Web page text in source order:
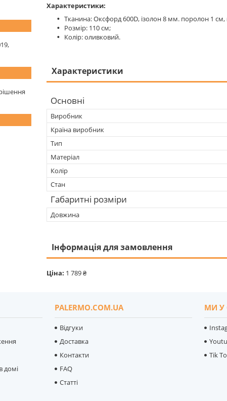
Характеристики:
Тканина: Оксфорд 600D, ізолон 8 мм. поролон 1 см,
Розмір: 110 см;
Колір: оливковий.
Характеристики
Основні
Виробник
Країна виробник
Тип
Матеріал
Колір
Стан
Габаритні розміри
Довжина
Інформація для замовлення
Ціна: 1 789 ₴
домі
PALERMO.COM.UA
Відгуки
Доставка
Контакти
FAQ
Статті
МИ У
Tik